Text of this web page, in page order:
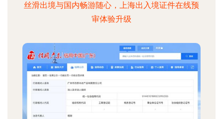
丝滑出境与国内畅游随心，上海出入境证件在线预
审体验升级